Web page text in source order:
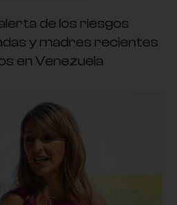
de los riesgos
y madres recientes
en Venezuela